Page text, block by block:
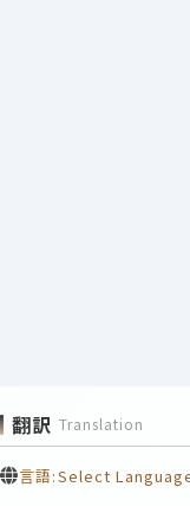
翻訳 Translation
言語:Select